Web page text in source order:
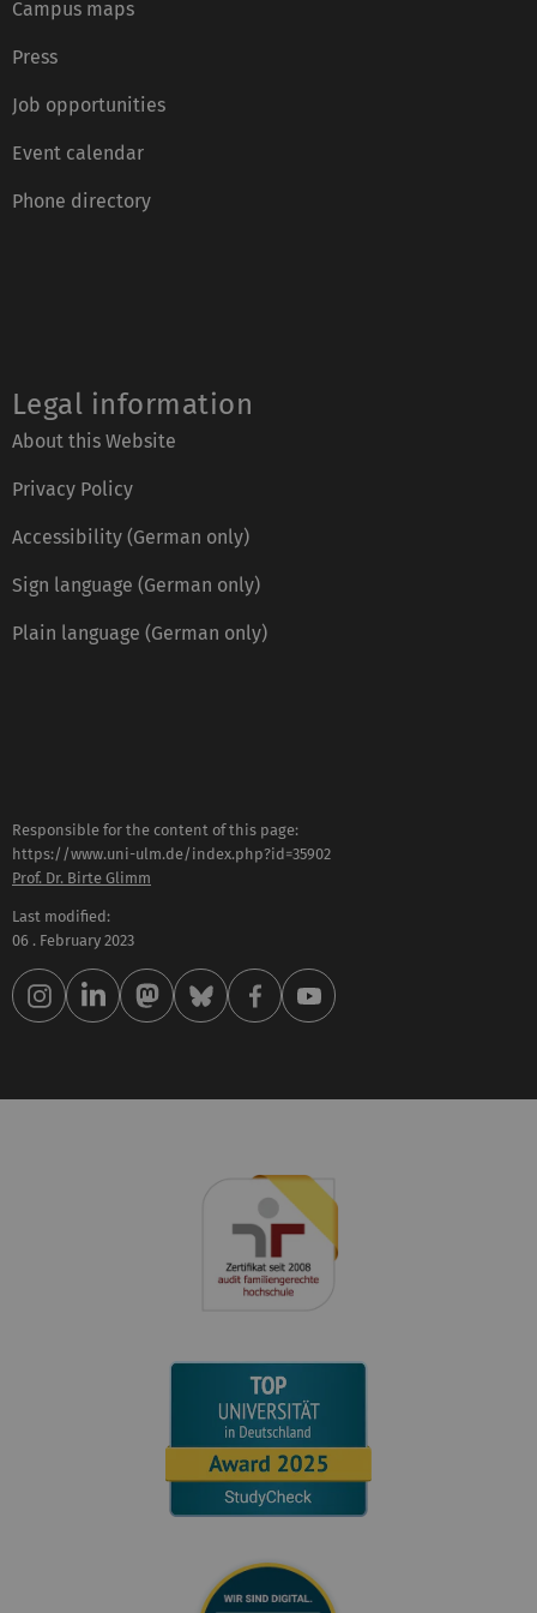
Campus maps
Press
Job opportunities
Event calendar
Phone directory
Legal information
About this Website
Privacy Policy
Accessibility (German only)
Sign language (German only)
Plain language (German only)
Responsible for the content of this page:
https://www.uni-ulm.de/index.php?id=35902
Prof. Dr. Birte Glimm
Last modified:
06 . February 2023